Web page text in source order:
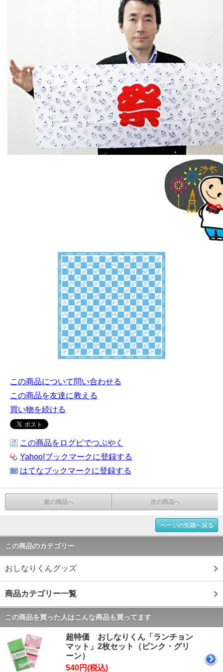
この商品について問い合わせる
この商品を友達に教える
買い物を続ける
この商品をログピでつぶやく
Yahoo!ブックマークに登録する
はてなブックマークに登録する
前の商品へ 次の商品へ
ページの先頭へ戻る
この商品のカテゴリー
おしなりくんグッズ
商品カテゴリー一覧
この商品を買った人はこんな商品も買ってます
超特価 おしなりくん「ランチョン
マット」2枚セット（ピンク・グリ
ーン）
540円(税込)